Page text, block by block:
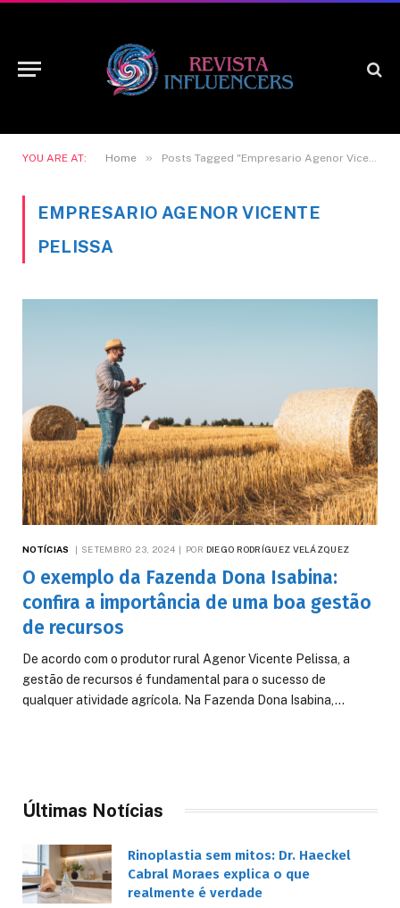
YOU ARE AT: Home » Posts Tagged "Empresario Agenor Vicente Pelissa"
EMPRESARIO AGENOR VICENTE
PELISSA
NOTÍCIAS SETEMBRO 23, 2024 POR DIEGO RODRÍGUEZ VELÁZQUEZ
O exemplo da Fazenda Dona Isabina:
confira a importância de uma boa gestão
de recursos
De acordo com o produtor rural Agenor Vicente Pelissa, a
gestão de recursos é fundamental para o sucesso de
qualquer atividade agrícola. Na Fazenda Dona Isabina,…
Últimas Notícias
Rinoplastia sem mitos: Dr. Haeckel
Cabral Moraes explica o que
realmente é verdade